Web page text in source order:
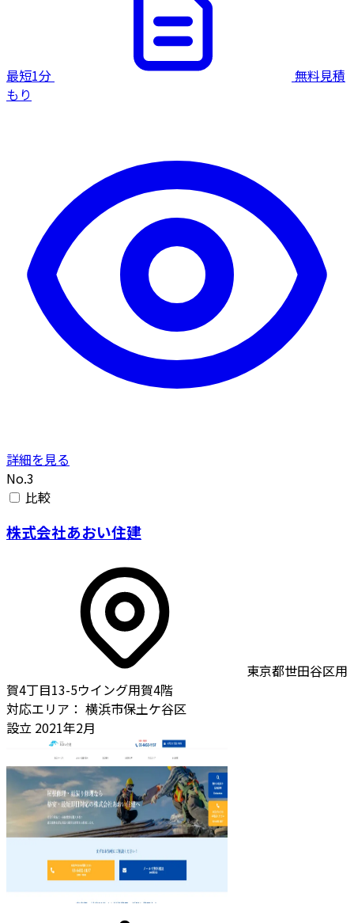
最短1分
無料見積
もり
詳細を見る
No.3
比較
株式会社あおい住建
東京都世田谷区用
賀4丁目13-5ウイング用賀4階
対応エリア： 横浜市保土ケ谷区
設立 2021年2月